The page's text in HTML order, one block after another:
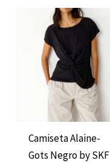
Camiseta Alaine-
Gots Negro by